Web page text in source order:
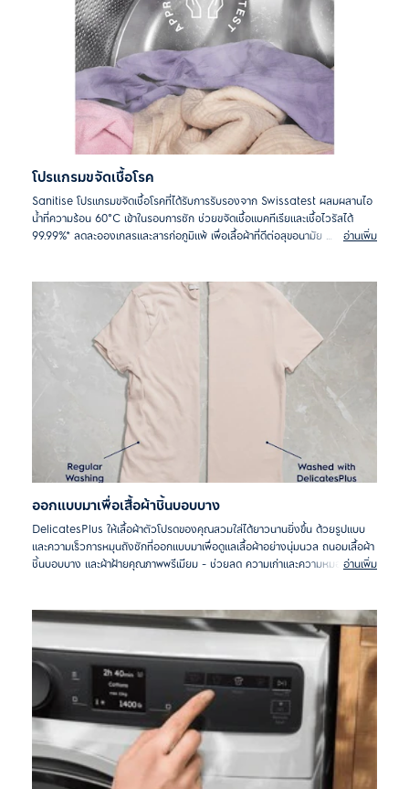
โปรแกรมขจัดเชื้อโรค
Sanitise โปรแกรมขจัดเชื้อโรคที่ได้รับการรับรองจาก Swissatest ผสมผสานไอ
น้ำที่ความร้อน 60°C เข้าในรอบการซัก ช่วยขจัดเชื้อแบคทีเรียและเชื้อไวรัสได้
99.99%* ลดละอองเกสรและสารก่อภูมิแพ้ เพื่อเสื้อผ้าที่ดีต่อสุขอนามัย
coli โดยสถาบันภายนอก Swissatest Testmaterialien AG ปี 2021 ("หมายเลขการ
ทดสอบ 202120117, 20232072")
อ่านเพิ่ม
ออกแบบมาเพื่อเสื้อผ้าชิ้นบอบบาง
DelicatesPlus ให้เสื้อผ้าตัวโปรดของคุณสวมใส่ได้ยาวนานยิ่งขึ้น ด้วยรูปแบบ
และความเร็วการหมุนถังซักที่ออกแบบมาเพื่อดูแลเสื้อผ้าอย่างนุ่มนวล ถนอมเสื้อผ้า
ชิ้นบอบบาง และผ้าฝ้ายคุณภาพพรีเมียม - ช่วยลด ความเก่าและความหมองจาก
อ่านเพิ่ม